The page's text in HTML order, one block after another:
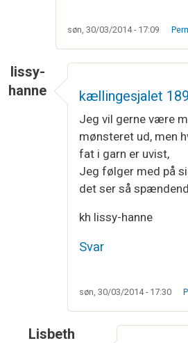
søn, 30/03/2014 - 17:09
lissy-
hanne
kællingesjalet
Jeg vil gerne være
mønsteret ud, men
fat i garn er uvist,
Jeg følger med på
det ser så
kh lissy-hanne
Svar
søn, 30/03/2014 - 17:30
Lisbeth